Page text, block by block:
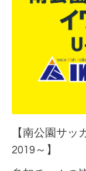
【南公園サ
2019～】